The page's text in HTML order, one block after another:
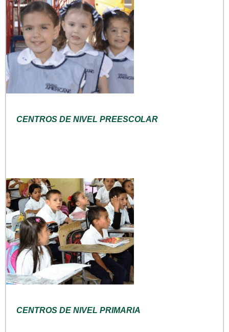
CENTROS DE NIVEL PREESCOLAR
CENTROS DE NIVEL PRIMARIA